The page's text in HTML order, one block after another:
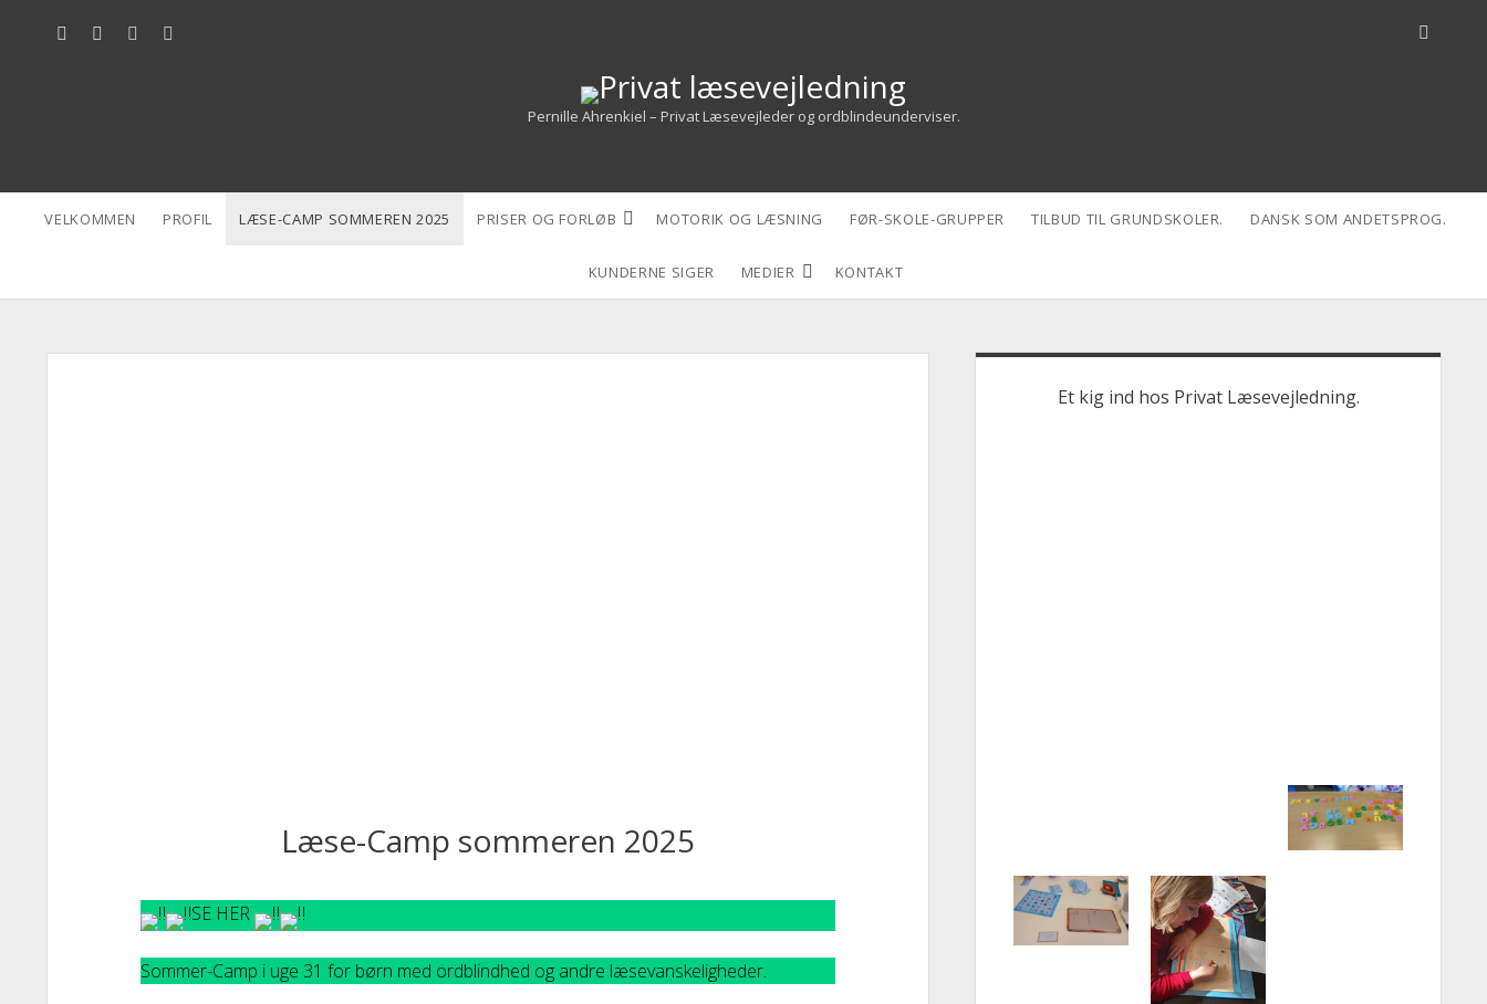
facebooklinkedin
email
Privat
læsevejledning
Pernille Ahrenkiel – Privat Læsevejleder og ordblindeunderviser.
VELKOMMEN PROFIL LÆSE-CAMP SOMMEREN 2025 PRISER OG FORLØB openMOTORIK OG LÆSNING FØR-SKOLE-GRUPPER TILBUD TIL GRUNDSKOLER. DANSK SOM ANDETSPROG.
KUNDERNE SIGER MEDIER openKONTAKT
Læse-Camp sommeren 2025
SE HER
Sommer-Camp i uge 31 for børn med ordblindhed og andre læsevanskeligheder.
Sidebar
Et kig ind hos Privat Læsevejledning.